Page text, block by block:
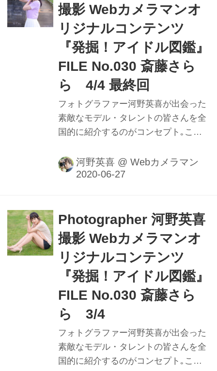
を活かそう 曇天時、気分的にスッキリ
した撮影が出来ないのはみんな同じで
す。 でも曇天の特徴を考えてみると意
外にも撮影に向いている特徴がありま
す｡ 1.光が回っているので方向による
露出差が少ない 2.光が回っているので
部分的な白飛びなど輝度差が少ない...
撮影 Webカメラマンオ
リジナルコンテンツ
『発掘！アイドル図鑑』
FILE No.030 斎藤さら
ら 4/4 最終回
フォトグラファー河野英喜が出会った
素敵なモデル・タレントの皆さんを全
国的に紹介するのがコンセプト｡ここ
インダー内の様子を垣間見ることがで
きるのはもちろん､週替わりの撮影小
モデルの動きに合わせてフレームをキ
メる様子を堪能しよう。
河野英喜 @ Webカメラマン
Photographer 河野英喜
撮影 Webカメラマンオ
リジナルコンテンツ
『発掘！アイドル図鑑』
FILE No.030 斎藤さら
ら 3/4
フォトグラファー河野英喜が出会った
素敵なモデル・タレントの皆さんを全
国的に紹介するのがコンセプト｡ここ